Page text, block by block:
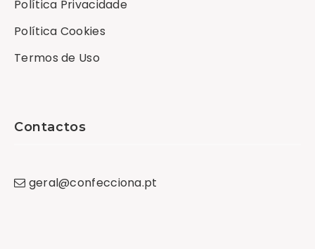
Política Privacidade
Política Cookies
Termos de Uso
Contactos
geral@confecciona.pt